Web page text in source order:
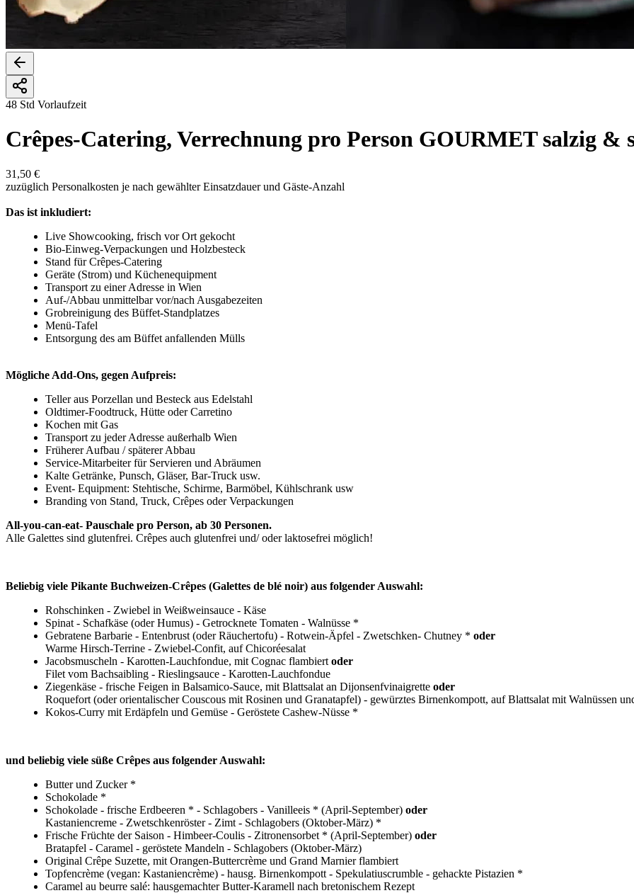
48 Std Vorlaufzeit
Crêpes-Catering, Verrechnung pro Person GOURMET salzig &
31,50 €
zuzüglich Personalkosten je nach gewählter Einsatzdauer und Gäste-Anzahl
Das ist inkludiert:
Live Showcooking, frisch vor Ort gekocht
Bio-Einweg-Verpackungen und Holzbesteck
Stand für Crêpes-Catering
Geräte (Strom) und Küchenequipment
Transport zu einer Adresse in Wien
Auf-/Abbau unmittelbar vor/nach Ausgabezeiten
Grobreinigung des Büffet-Standplatzes
Menü-Tafel
Entsorgung des am Büffet anfallenden Mülls
Mögliche Add-Ons, gegen Aufpreis:
Teller aus Porzellan und Besteck aus Edelstahl
Oldtimer-Foodtruck, Hütte oder Carretino
Kochen mit Gas
Transport zu jeder Adresse außerhalb Wien
Früherer Aufbau / späterer Abbau
Service-Mitarbeiter für Servieren und Abräumen
Kalte Getränke, Punsch, Gläser, Bar-Truck usw.
Event- Equipment: Stehtische, Schirme, Barmöbel, Kühlschrank usw
Branding von Stand, Truck, Crêpes oder Verpackungen
All-you-can-eat- Pauschale pro Person, ab 30 Personen.
Alle Galettes sind glutenfrei. Crêpes auch glutenfrei und/ oder laktosefrei möglich!
Beliebig viele Pikante Buchweizen-Crêpes (Galettes de blé noir) aus folgender Auswahl:
Rohschinken - Zwiebel in Weißweinsauce - Käse
Spinat - Schafkäse (oder Humus) - Getrocknete Tomaten - Walnüsse *
Gebratene Barbarie - Entenbrust (oder Räuchertofu) - Rotwein-Äpfel - Zwetschken- Chutney * oder
Warme Hirsch-Terrine - Zwiebel-Confit, auf Chicoréesalat
Jacobsmuscheln - Karotten-Lauchfondue, mit Cognac flambiert oder
Filet vom Bachsaibling - Rieslingsauce - Karotten-Lauchfondue
Ziegenkäse - frische Feigen in Balsamico-Sauce, mit Blattsalat an Dijonsenfvinaigrette oder
Roquefort (oder orientalischer Couscous mit Rosinen und Granatapfel) - gewürztes Birnenkompott, auf Blattsalat mit Walnüssen
Kokos-Curry mit Erdäpfeln und Gemüse - Geröstete Cashew-Nüsse *
und beliebig viele süße Crêpes aus folgender Auswahl:
Butter und Zucker *
Schokolade *
Schokolade - frische Erdbeeren * - Schlagobers - Vanilleeis * (April-September) oder
Kastaniencreme - Zwetschkenröster - Zimt - Schlagobers (Oktober-März) *
Frische Früchte der Saison - Himbeer-Coulis - Zitronensorbet * (April-September) oder
Bratapfel - Caramel - geröstete Mandeln - Schlagobers (Oktober-März)
Original Crêpe Suzette, mit Orangen-Buttercrème und Grand Marnier flambiert
Topfencrème (vegan: Kastaniencrème) - hausg. Birnenkompott - Spekulatiuscrumble - gehackte Pistazien *
Caramel au beurre salé: hausgemachter Butter-Karamell nach bretonischem Rezept